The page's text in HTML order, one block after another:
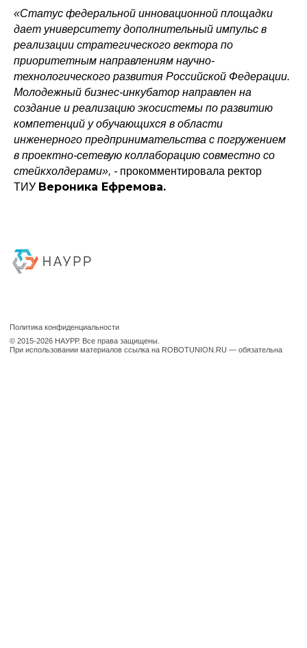
«Статус федеральной инновационной площадки
дает университету дополнительный импульс в
реализации стратегического вектора по
приоритетным направлениям научно-
технологического развития Российской Федерации.
Молодежный бизнес-инкубатор направлен на
создание и реализацию экосистемы по развитию
компетенций у обучающихся в области
инженерного предпринимательства с погружением
в проектно-сетевую коллаборацию совместно со
стейкхолдерами», - прокомментировала ректор
ТИУ Вероника Ефремова.